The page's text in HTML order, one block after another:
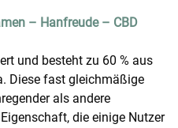
– Hanfreude – CBD
und besteht zu 60 % aus
Diese fast gleichmäßige
als andere
die einige Nutzer